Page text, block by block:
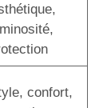
confort,